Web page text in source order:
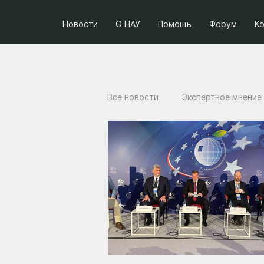
Новости О НАУ Помощь Форум
Все новости Экспертное мнение
Социум и политика